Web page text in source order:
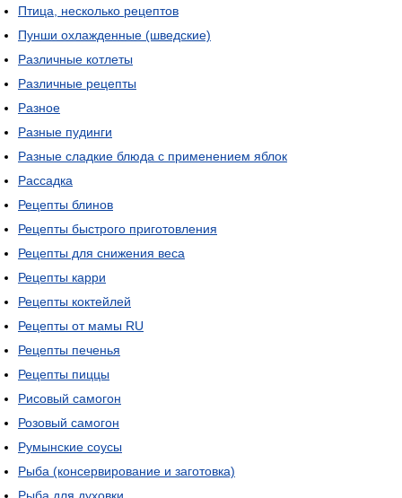
Птица, несколько рецептов
Пунши охлажденные (шведские)
Различные котлеты
Различные рецепты
Разное
Разные пудинги
Разные сладкие блюда с применением яблок
Рассадка
Рецепты блинов
Рецепты быстрого приготовления
Рецепты для снижения веса
Рецепты карри
Рецепты коктейлей
Рецепты от мамы RU
Рецепты печенья
Рецепты пиццы
Рисовый самогон
Розовый самогон
Румынские соусы
Рыба (консервирование и заготовка)